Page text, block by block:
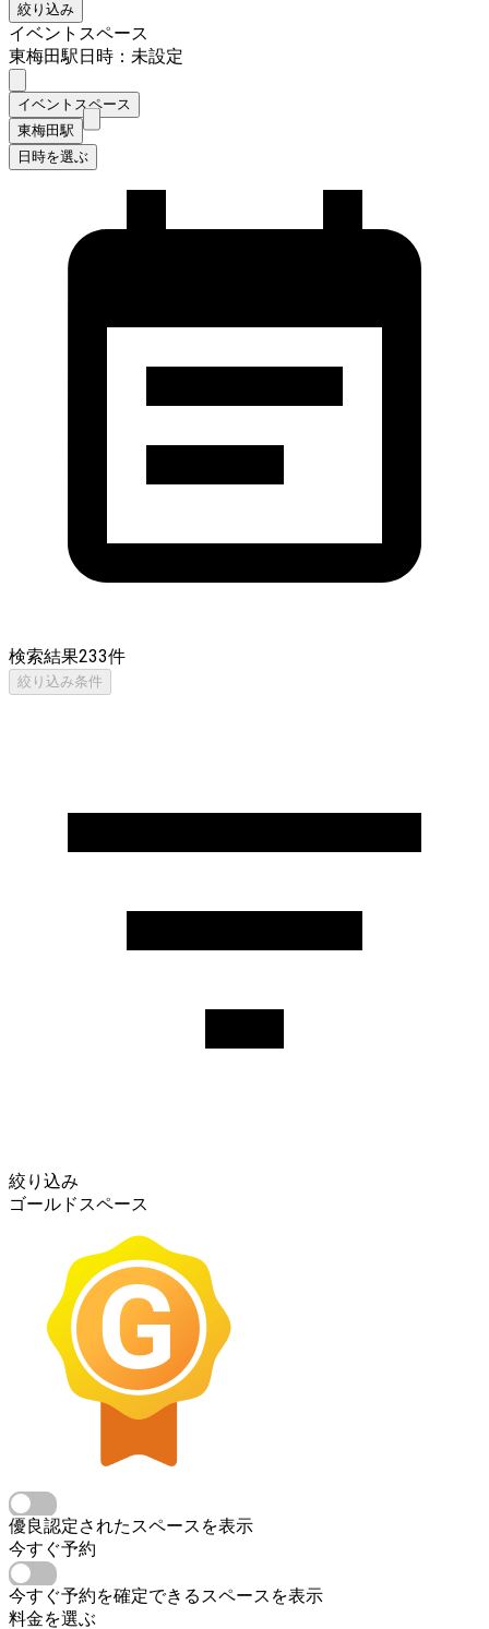
絞り込み
イベントスペース
東梅田駅日時：未設定
イベントスペース
東梅田駅
日時を選ぶ
検索結果233件
絞り込み条件
絞り込み
ゴールドスペース
優良認定されたスペースを表示
今すぐ予約
今すぐ予約を確定できるスペースを表示
料金を選ぶ